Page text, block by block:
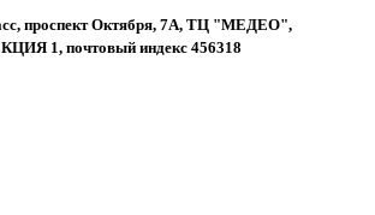
проспект Октября, 7А, ТЦ "МЕДЕО",
1, почтовый индекс 456318